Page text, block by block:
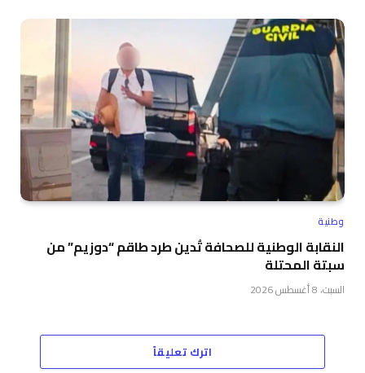
وطنية
النقابة الوطنية للصحافة تُدين طرد طاقم “دوزيم” من
سبتة المحتلة
السبت، 8 أغسطس 2026
اترك تعليقاً